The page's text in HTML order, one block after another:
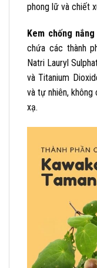
phong lữ và chiết
Kem chống
chứa các thành
Natri Lauryl
và Titanium
và tự nhiên,
xạ.